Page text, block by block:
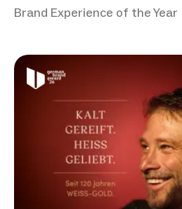
Brand Experience of the Year